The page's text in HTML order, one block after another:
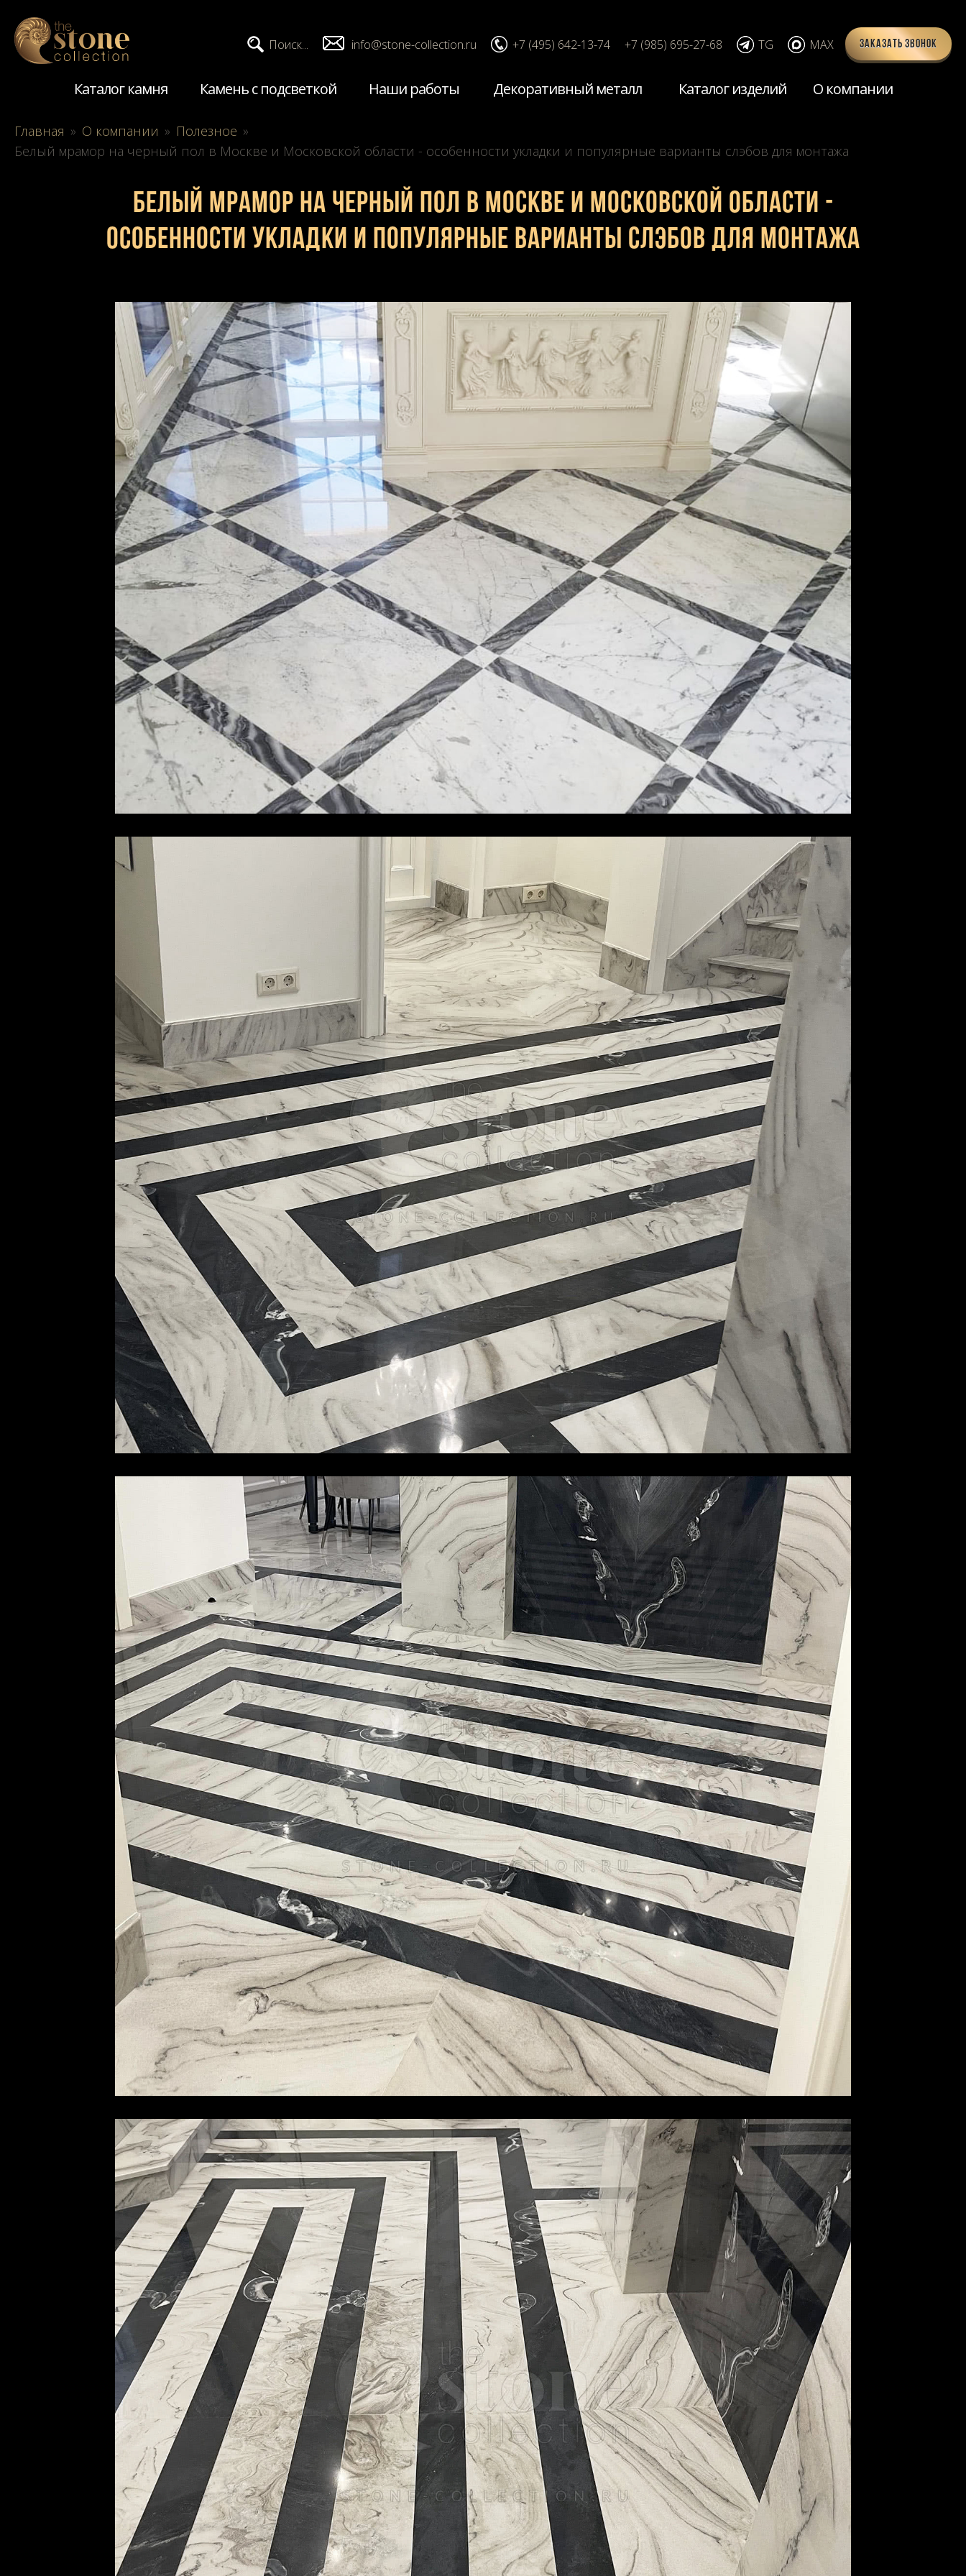
Заказать звонок
Поиск... info@stone-collection.ru +7 (495) 642-13-74 +7 (985) 695-27-68 TG MAX
Каталог камня Камень с подсветкой Наши работы Декоративный металл Каталог изделий О компании
Главная » О компании » Полезное »
Белый мрамор на черный пол в Москве и Московской области - особенности укладки и популярные варианты слэбов для монтажа
Белый мрамор на черный пол в Москве и Московской области -
особенности укладки и популярные варианты слэбов для монтажа